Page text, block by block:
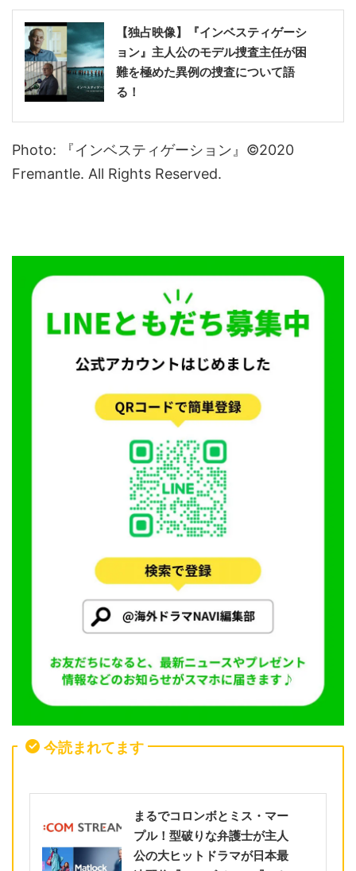
【独占映像】『インベスティゲーシ
ョン』主人公のモデル捜査主任が困
難を極めた異例の捜査について語
る！
Photo: 『インベスティゲーション』©2020
Fremantle. All Rights Reserved.
今読まれてます
まるでコロンボとミス・マー
プル！型破りな弁護士が主人
公の大ヒットドラマが日本最